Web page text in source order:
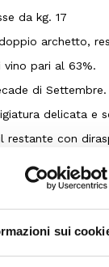
sui
da kg. 17
archetto,
pari al 63%.
di Settembre.
delicata e
con
di vinificazione:
temperatura
scintillante.
ed agrumi,